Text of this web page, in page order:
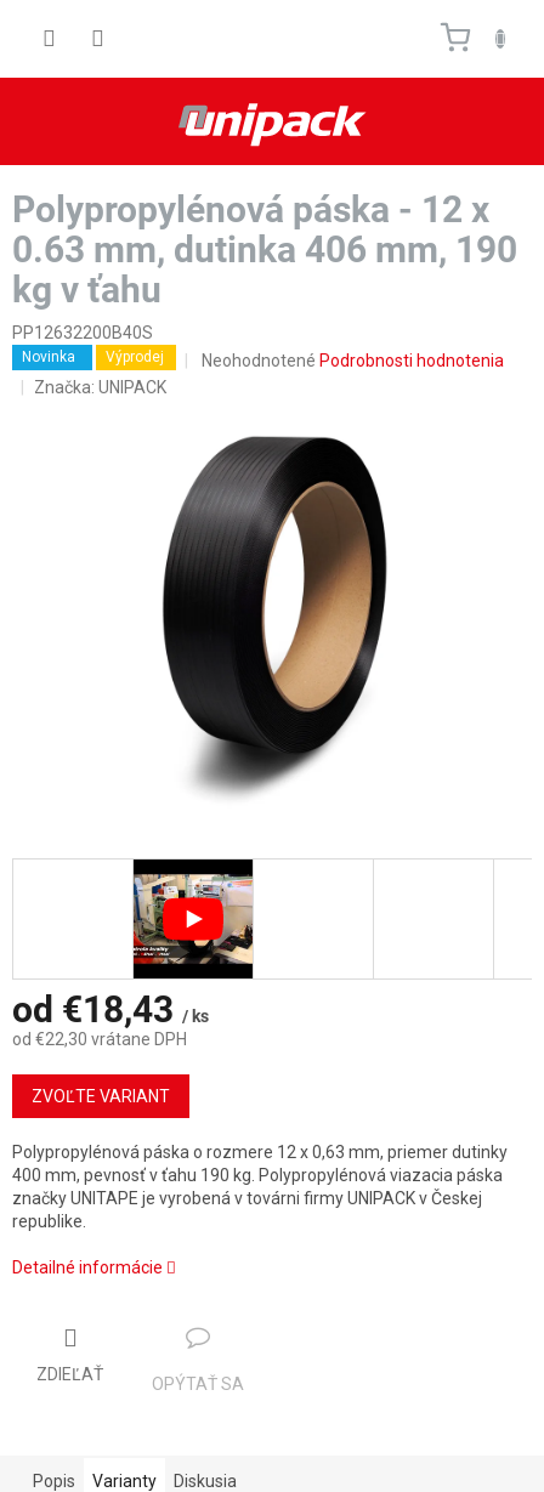
Polypropylénová páska - 12 x
0.63 mm, dutinka 406 mm, 190
kg v ťahu
PP12632200B40S
Novinka Výprodej
Priemerné
0,0
z
hviezdičiek.
Neohodnotené Podrobnosti hodnotenia
Značka: UNIPACK
od €18,43 / ks
od €22,30 vrátane DPH
Jednotková
cena:
ZVOĽTE VARIANT
Polypropylénová páska o rozmere 12 x 0,63 mm, priemer dutinky
400 mm, pevnosť v ťahu 190 kg. Polypropylénová viazacia páska
značky UNITAPE je vyrobená v továrni firmy UNIPACK v Českej
republike.
Detailné informácie
ZDIEĽAŤ
OPÝTAŤ SA
Popis Varianty Diskusia